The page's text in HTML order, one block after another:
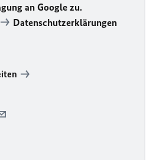
an Google zu.
Datenschutzerklärungen